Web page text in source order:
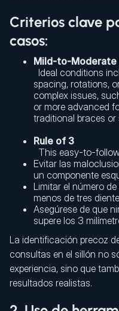
Criterios clave
casos:
Mild-to-Moderate
Ideal conditions
spacing, rotations,
complex issues,
or more advanced
traditional braces
Rule of 3
This easy-to-
Evitar las
un componente
Limitar el número
menos de tres
Asegúrese de que
supere los 3
La identificación precoz
consultas en el sillón no
experiencia, sino que
resultados realistas.